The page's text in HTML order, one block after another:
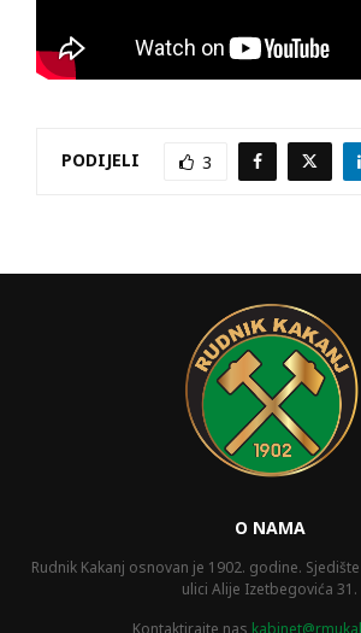
PODIJELI 3
O NAMA
Rudnik Kakanj osnovan je 1902. godine.
ulici Alije Izetbegovića 31.
Kontaktirajte nas